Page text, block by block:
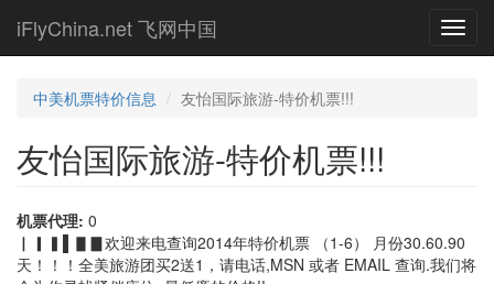
main
iFlyChina.net 飞网中国
中美机票特价信息 友怡国际旅游-特价机票!!!
友怡国际旅游-特价机票!!!
机票代理: 0
▏▎▍▌▋▊欢迎来电查询2014年特价机票 （1-6） 月份30.60.90
天！！！全美旅游团买2送1，请电话,MSN 或者 EMAIL 查询.我们将